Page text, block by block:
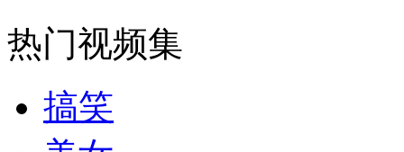
安徽一实载49人客车翻车
热门视频集
搞笑